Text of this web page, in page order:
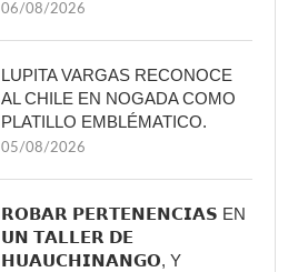
06/08/2026
LUPITA VARGAS RECONOCE
AL CHILE EN NOGADA COMO
PLATILLO EMBLÉMATICO.
05/08/2026
𝗥𝗢𝗕𝗔𝗥 𝗣𝗘𝗥𝗧𝗘𝗡𝗘𝗡𝗖𝗜𝗔𝗦 EN
𝗨𝗡 𝗧𝗔𝗟𝗟𝗘𝗥 𝗗𝗘
𝗛𝗨𝗔𝗨𝗖𝗛𝗜𝗡𝗔𝗡𝗚𝗢, Y